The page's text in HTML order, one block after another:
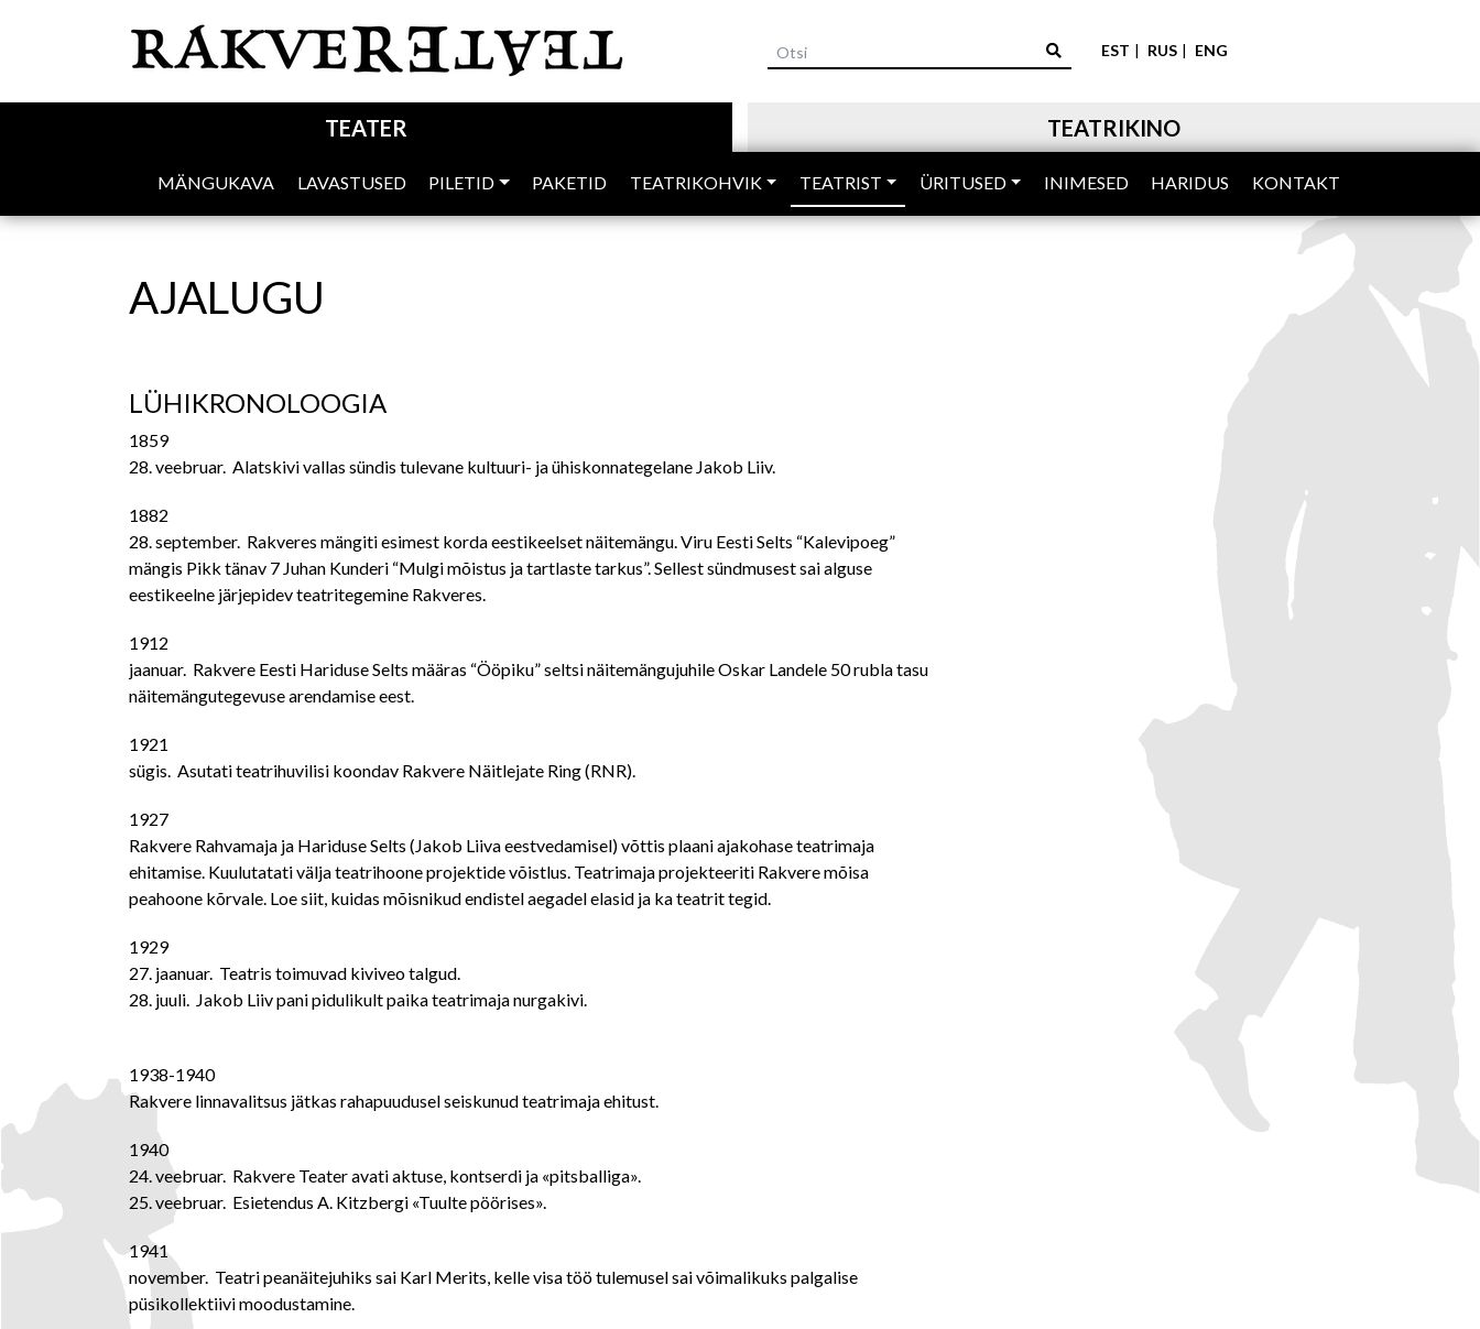
põhisisu
EST RUS ENG
TEATER TEATRIKINO
MAIN NAVIGATION SUB
MÄNGUKAVA LAVASTUSED PILETID PAKETID TEATRIKOHVIK TEATRIST ÜRITUSED INIMESED HARIDUS KONTAKT
AJALUGU
LÜHIKRONOLOOGIA
1859
28. veebruar. Alatskivi vallas sündis tulevane kultuuri- ja ühiskonnategelane Jakob Liiv.
1882
28. september. Rakveres mängiti esimest korda eestikeelset näitemängu. Viru Eesti Selts “Kalevipoeg”
mängis Pikk tänav 7 Juhan Kunderi “Mulgi mõistus ja tartlaste tarkus”. Sellest sündmusest sai alguse
eestikeelne järjepidev teatritegemine Rakveres.
1912
jaanuar. Rakvere Eesti Hariduse Selts määras “Ööpiku” seltsi näitemängujuhile Oskar Landele 50 rubla tasu
näitemängutegevuse arendamise eest.
1921
sügis. Asutati teatrihuvilisi koondav Rakvere Näitlejate Ring (RNR).
1927
Rakvere Rahvamaja ja Hariduse Selts (Jakob Liiva eestvedamisel) võttis plaani ajakohase teatrimaja
ehitamise. Kuulutatati välja teatrihoone projektide võistlus. Teatrimaja projekteeriti Rakvere mõisa
peahoone kõrvale. Loesiit, kuidas mõisnikud endistel aegadel elasid ja ka teatrit tegid.
1929
27. jaanuar. Teatris toimuvad kiviveotalgud.
28. juuli. Jakob Liiv pani pidulikult paika teatrimaja nurgakivi.
1938-1940
Rakvere linnavalitsus jätkas rahapuudusel seiskunud teatrimaja ehitust.
1940
24. veebruar. Rakvere Teater avati aktuse, kontserdi ja «pitsballiga».
25. veebruar. Esietendus A. Kitzbergi «Tuulte pöörises».
1941
november. Teatri peanäitejuhiks sai Karl Merits, kelle visa töö tulemusel sai võimalikuks palgalise
püsikollektiivi moodustamine.